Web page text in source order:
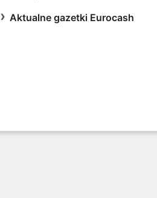
Aktualne gazetki Eurocash